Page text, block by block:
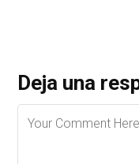
Deja una